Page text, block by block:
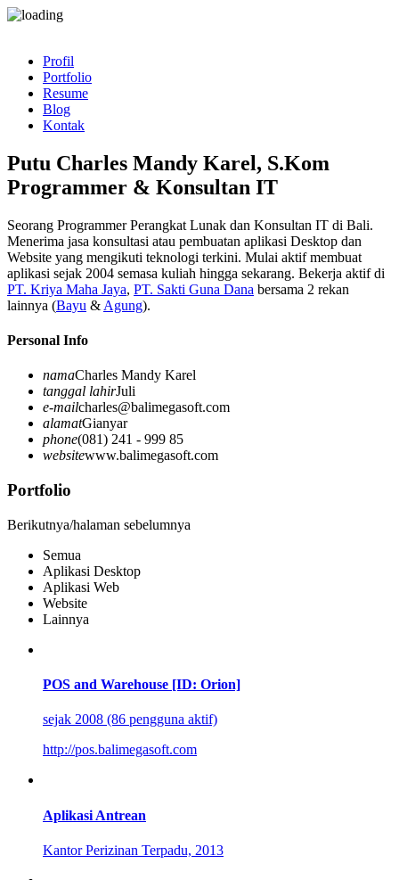
Profil
Portfolio
Resume
Blog
Kontak
Putu Charles Mandy Karel, S.Kom
Programmer & Konsultan IT
Seorang Programmer Perangkat Lunak dan Konsultan IT di Bali.
Menerima jasa konsultasi atau pembuatan aplikasi Desktop dan
Website yang mengikuti teknologi terkini. Mulai aktif membuat
aplikasi sejak 2004 semasa kuliah hingga sekarang. Bekerja aktif di
PT. Kriya Maha Jaya, PT. Sakti Guna Dana bersama 2 rekan
lainnya (Bayu & Agung).
Personal Info
namaCharles Mandy Karel
tanggal lahirJuli
e-mailcharles@balimegasoft.com
alamatGianyar
phone(081) 241 - 999 85
websitewww.balimegasoft.com
Portfolio
Berikutnya/halaman sebelumnya
Semua
Aplikasi Desktop
Aplikasi Web
Website
Lainnya
POS and Warehouse [ID: Orion]
sejak 2008 (86 pengguna aktif)
http://pos.balimegasoft.com
Aplikasi Antrean
Kantor Perizinan Terpadu, 2013